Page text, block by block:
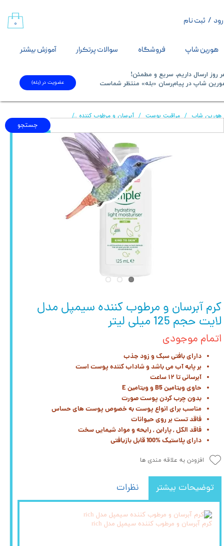
هورین شاپ فروشگاه سوالات پرتکرار آموزش بیشتر
/ ثبت نام
حساب کاربری من
تغییر گذر واژه
خروج از حساب کاربری
۰
جستجو
روز ارسال داریم، سریع و مطمئن!
شاپ در پیام‌رسان «بله» منتظر شماست​​​​​​​
عضویت در (بله)
هورین شاپ مراقبت پوست آبرسان و مرطوب کننده کرم آبرسان و مرطوب کننده
کرم آبرسان و مرطوب کننده سیمپل مدل
لایت حجم 125 میلی لیتر
اتمام موجودی
دارای بافتی سبک و زود جذب
بر پایه آب می باشد و شاداب کننده پوست است
آبرسانی تا ۱۲ ساعت
حاوی ویتامین B5 و ویتامین E
بدون چرب کردن پوست صورت
مناسب برای انواع پوست به خصوص پوست های حساس
فاقد تست بر روی حیوانات
فاقد الکل , پارابن , رایحه و مواد شیمایی سخت
دارای پلاستیک %100 قابل بازیافتی
افزودن به علاقه مندی ها
توضیحات بیشتر نظرات
کرم آبرسان و مرطوب کننده سیمپل مدل rich